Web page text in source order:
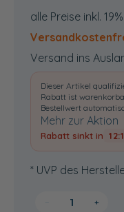
alle Preise inkl.
Versand ins
Dieser Artikel
Rabatt ist
Bestellwert
Mehr zur Aktion
Rabatt sinkt in
* UVP des
+